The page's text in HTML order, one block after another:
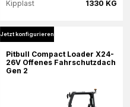
1330 KG
Kipplast
Mehr Informationen
Jetzt konfigurieren
Pitbull Compact Loader X24-
26V Offenes Fahrschutzdach
Gen 2